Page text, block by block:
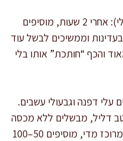
מוסיפים תפוחי אדמה (אופציונלי): אחרי 2 שעות, מוסיפים
וממשיכים לבשל עוד
והכף “חותכת” אותו בלי
עלי דפנה וגבעולי עשבים.
דליל, מבשלים ללא מכסה
10–20 דקות לצמצום. אם הוא מרוכז מדי, מוסיפים 50–100